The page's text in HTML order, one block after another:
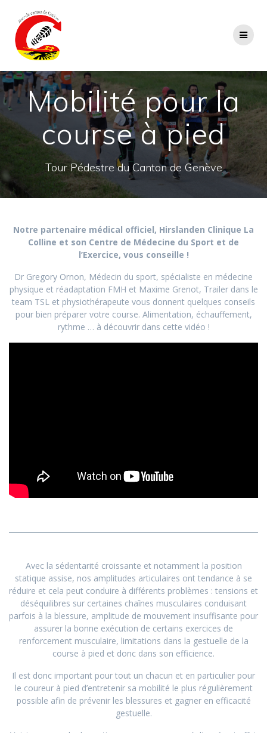
Mobilité pour la
course à pied
Tour Pédestre du Canton de Genève
Notre partenaire médical officiel, Hirslanden Clinique La
Colline et son Centre de Médecine du Sport et de
l’Exercice, vous conseille !
Dr Gregory Ornon, Médecin du sport, spécialiste en médecine
physique et réadaptation FMH et Maxime Grenot, Trailer dans le
team TSL et physiothérapeute vous donnent quelques conseils
pour bien préparer votre course. Alimentation, échauffement,
rythme … à découvrir dans cette vidéo !
Avec la sédentarité croissante et notamment la position
statique assise, nos amplitudes articulaires ont tendance à se
réduire et cela peut conduire à différents problèmes : tensions et
déséquilibres sur certaines chaînes musculaires conduisant
parfois à la blessure, amplitude de mouvement insuffisante pour
assurer la bonne exécution de certains exercices de
renforcement musculaire, limitations dans la gestuelle de la
course à pied et donc dans son efficience.
Il est donc important pour tout un chacun et en particulier pour
le coureur à pied d’entretenir sa mobilité le plus régulièrement
possible afin de prévenir les blessures et gagner en efficacité
gestuelle.